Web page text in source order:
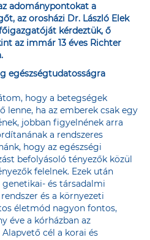
adománypontokat a
az orosházi Dr. László Elek
kérdeztük, ő
az immár 13 éves Richter
egészségtudatosságra
hogy a betegségek
lenne, ha az emberek csak egy
jobban figyelnének arra
a rendszeres
hogy az egészségi
befolyásoló tényezők közül
felelnek. Ezek után
és társadalmi
és a környezeti
életmód nagyon fontos,
éve a kórházban az
cél a korai és